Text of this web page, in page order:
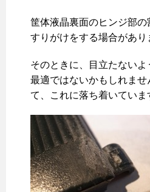
筐体液晶裏面のヒンジ部
すりがけをする場合があり
そのときに、目立たないよ
最適ではないかもしれませ
て、これに落ち着いていま